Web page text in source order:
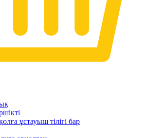
ұстауыш тілігі бар